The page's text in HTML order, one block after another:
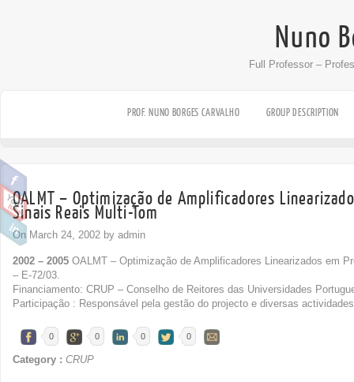
Nuno
Full Professor –
PROF. NUNO BORGES CARVALHO GROUP DESCRIPTION
OALMT – Optimização de Amplificadores
Sinais Reais Multi-Tom
On March 24, 2002 by admin
2002 – 2005 OALMT – Optimização de Amplificadores Linearizados em
– E-72/03.
Financiamento: CRUP – Conselho de Reitores das Universidades
Participação : Responsável pela gestão do projecto e diversas
0 0 0 0
Category : CRUP